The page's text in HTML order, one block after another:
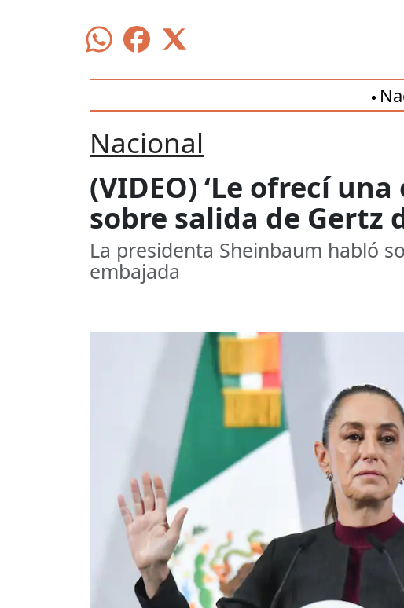
Nacional
(VIDEO) ‘Le ofrecí
sobre salida de Gertz
La presidenta Sheinbaum habló
embajada